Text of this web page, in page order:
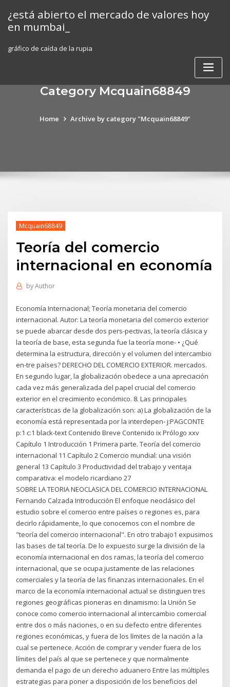
content
¿está abierto el mercado de valores hoy
en mumbai_
gráfico de caída de la rupia
Category Mcquain68849
Home Archive by category "Mcquain68849"
Mcquain68849
Teoría del comercio
internacional en economía
byAuthor
Economía Internacional; Teoría monetaria del comercio
internacional. Autor: La teoría monetaria del comercio exterior
se puede abarcar desde dos pers-pectivas, la teoría clásica y
la teoría de base, esta segunda fue la teoría mone- • ¿Qué
determina la estructura, dirección y el volumen del intercambio
en-tre países? DERECHO DEL COMERCIO EXTERIOR. mercados.
En segundo lugar, la globalización obedece a una apreciación
cada vez más generalizada del papel crucial del comercio
exterior en el crecimiento económico. 8. Las principales
características de la globalización son: a) La globalización de la
economía está representada por la interdepen- j:PAGCONTE
p:1 c:1 black-text Contenido Breve Contenido ix Prólogo xxv
Capítulo 1 Introducción 1 Primera parte. Teoría del comercio
internacional 11 Capítulo 2 Comercio mundial: una visión
general 13 Capítulo 3 Productividad del trabajo y ventaja
comparativa: el modelo ricardiano 27
SOBRE LA TEORIA NEOCLASICA DEL COMERCIO INTERNACIONAL
Fernando Calzada Introducción El enfoque neoclásico del
estudio sobre el comercio entre países o regiones es, para
decirlo rápidamente, lo que conocemos con el nombre de
"teoría del comercio internacional". En otro trabajo1 expusimos
las bases de tal teoría. De lo expuesto surge la división de la
economía internacional en dos ramas, la teoría del comercio
internacional, que se ocupa justamente de las relaciones
comerciales y la teoría de las finanzas internacionales. En el
marco de la economía internacional actual se distinguen tres
regiones geográficas pioneras en dinamismo: la Unión Se
conoce como comercio internacional al intercambio comercial
entre dos o más naciones, o en su defecto entre diferentes
regiones económicas, y fuera de los límites de la nación a la
cual se pertenece. Acción de comprar y vender fuera de los
límites del país al que se pertenece y que normalmente
demanda el pago de un derecho aduanero Entre las múltiples
estrategias para poner a disposición de los beneficios del